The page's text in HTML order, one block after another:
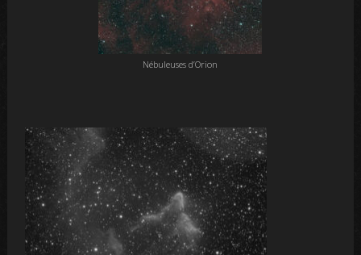
Nébuleuses d’Orion